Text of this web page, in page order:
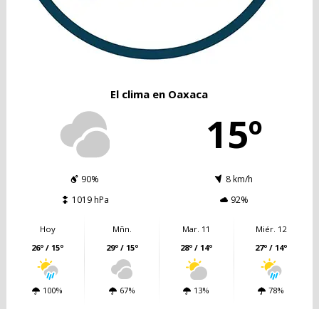
El clima en Oaxaca
15º
90%
8 km/h
1019 hPa
92%
Hoy
26º / 15º
100%
Mñn.
29º / 15º
67%
Mar. 11
28º / 14º
13%
Miér. 12
27º / 14º
78%